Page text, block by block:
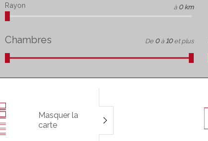
Rayon à 0 km
Chambres De 0 à 10 et plus
Masquer la
carte